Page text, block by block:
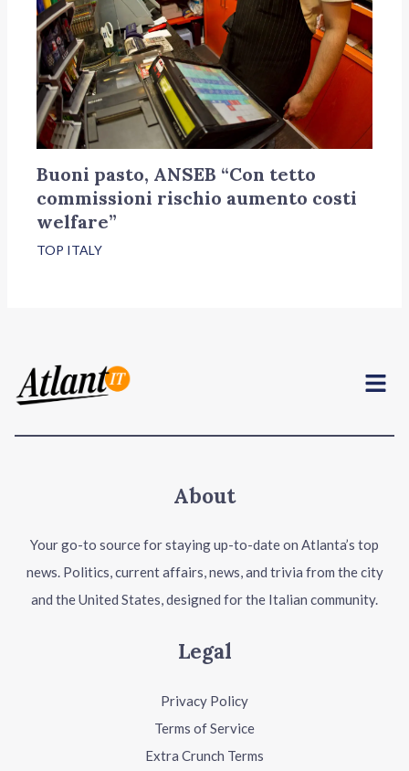
Buoni pasto, ANSEB “Con tetto
commissioni rischio aumento costi
welfare”
TOP ITALY
Menu
About
Your go-to source for staying up-to-date on Atlanta’s top
news. Politics, current affairs, news, and trivia from the city
and the United States, designed for the Italian community.
Legal
Privacy Policy
Terms of Service
Extra Crunch Terms